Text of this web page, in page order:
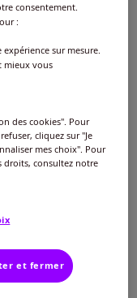
consentement.
:
sur mesure.
mieux vous
des cookies". Pour
cliquez sur "Je
mes choix". Pour
droits, consultez notre
et fermer